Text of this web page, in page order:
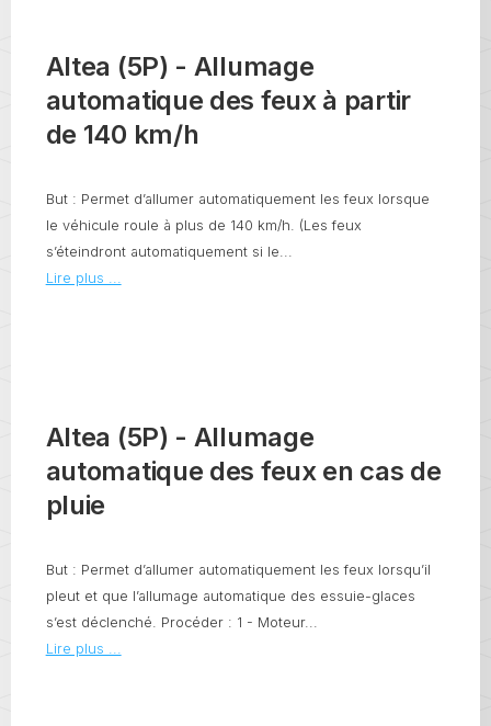
Altea (5P) - Allumage
automatique des feux à partir
de 140 km/h
But : Permet d’allumer automatiquement les feux lorsque
le véhicule roule à plus de 140 km/h. (Les feux
s’éteindront automatiquement si le...
Lire plus ...
Altea (5P) - Allumage
automatique des feux en cas de
pluie
But : Permet d’allumer automatiquement les feux lorsqu’il
pleut et que l’allumage automatique des essuie-glaces
s’est déclenché. Procéder : 1 - Moteur...
Lire plus ...